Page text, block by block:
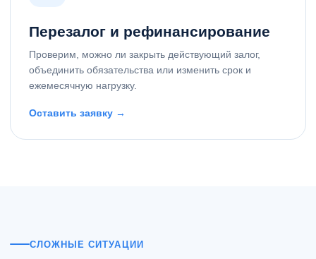
Перезалог и рефинансирование
Проверим, можно ли закрыть действующий залог,
объединить обязательства или изменить срок и
ежемесячную нагрузку.
Оставить заявку →
СЛОЖНЫЕ СИТУАЦИИ